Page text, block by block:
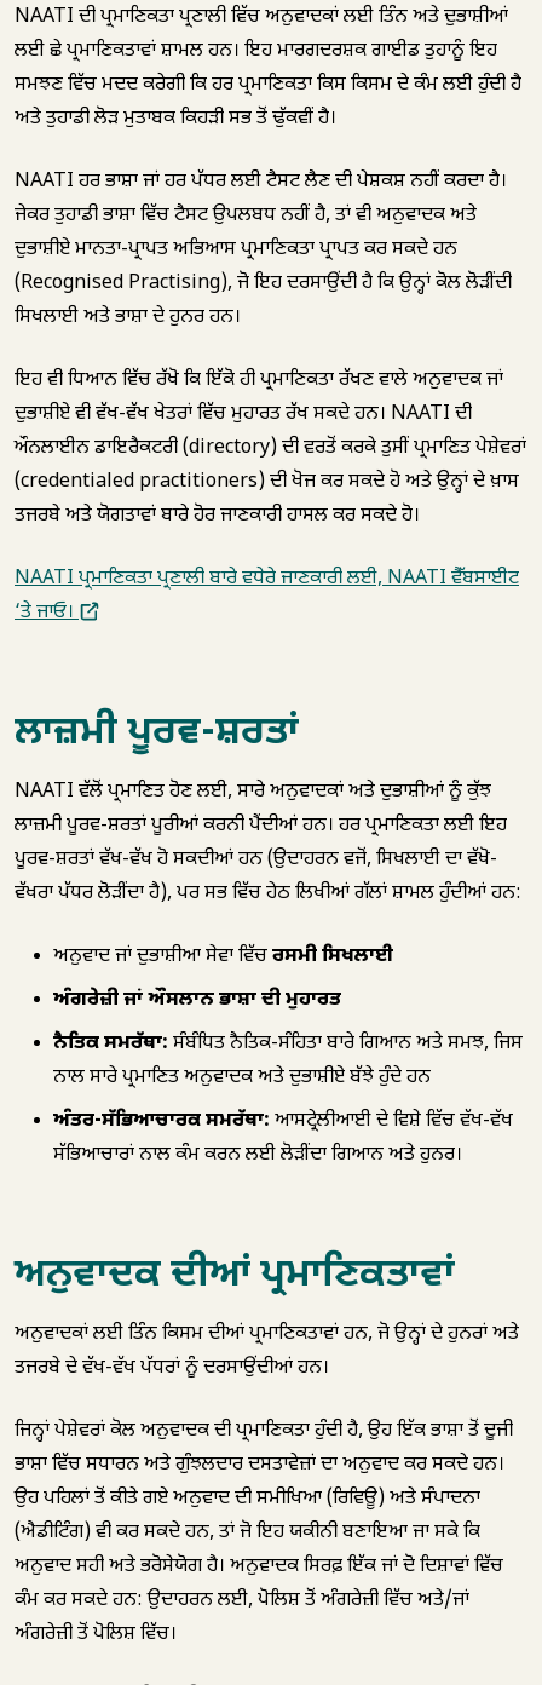
NAATI ਦੀ ਪ੍ਰਮਾਣਿਕਤਾ ਪ੍ਰਣਾਲੀ ਵਿੱਚ ਅਨੁਵਾਦਕਾਂ ਲਈ ਤਿੰਨ ਅਤੇ ਦੁਭਾਸ਼ੀਆਂ
ਲਈ ਛੇ ਪ੍ਰਮਾਣਿਕਤਾਵਾਂ ਸ਼ਾਮਲ ਹਨ। ਇਹ ਮਾਰਗਦਰਸ਼ਕ ਗਾਈਡ ਤੁਹਾਨੂੰ ਇਹ
ਸਮਝਣ ਵਿੱਚ ਮਦਦ ਕਰੇਗੀ ਕਿ ਹਰ ਪ੍ਰਮਾਣਿਕਤਾ ਕਿਸ ਕਿਸਮ ਦੇ ਕੰਮ ਲਈ ਹੁੰਦੀ ਹੈ
ਅਤੇ ਤੁਹਾਡੀ ਲੋੜ ਮੁਤਾਬਕ ਕਿਹੜੀ ਸਭ ਤੋਂ ਢੁੱਕਵੀਂ ਹੈ।
NAATI ਹਰ ਭਾਸ਼ਾ ਜਾਂ ਹਰ ਪੱਧਰ ਲਈ ਟੈਸਟ ਲੈਣ ਦੀ ਪੇਸ਼ਕਸ਼ ਨਹੀਂ ਕਰਦਾ ਹੈ।
ਜੇਕਰ ਤੁਹਾਡੀ ਭਾਸ਼ਾ ਵਿੱਚ ਟੈਸਟ ਉਪਲਬਧ ਨਹੀਂ ਹੈ, ਤਾਂ ਵੀ ਅਨੁਵਾਦਕ ਅਤੇ
ਦੁਭਾਸ਼ੀਏ ਮਾਨਤਾ-ਪ੍ਰਾਪਤ ਅਭਿਆਸ ਪ੍ਰਮਾਣਿਕਤਾ ਪ੍ਰਾਪਤ ਕਰ ਸਕਦੇ ਹਨ
(Recognised Practising), ਜੋ ਇਹ ਦਰਸਾਉਂਦੀ ਹੈ ਕਿ ਉਨ੍ਹਾਂ ਕੋਲ ਲੋੜੀਂਦੀ
ਸਿਖਲਾਈ ਅਤੇ ਭਾਸ਼ਾ ਦੇ ਹੁਨਰ ਹਨ।
ਇਹ ਵੀ ਧਿਆਨ ਵਿੱਚ ਰੱਖੋ ਕਿ ਇੱਕੋ ਹੀ ਪ੍ਰਮਾਣਿਕਤਾ ਰੱਖਣ ਵਾਲੇ ਅਨੁਵਾਦਕ ਜਾਂ
ਦੁਭਾਸ਼ੀਏ ਵੀ ਵੱਖ-ਵੱਖ ਖੇਤਰਾਂ ਵਿੱਚ ਮੁਹਾਰਤ ਰੱਖ ਸਕਦੇ ਹਨ। NAATI ਦੀ
ਔਨਲਾਈਨ ਡਾਇਰੈਕਟਰੀ (directory) ਦੀ ਵਰਤੋਂ ਕਰਕੇ ਤੁਸੀਂ ਪ੍ਰਮਾਣਿਤ ਪੇਸ਼ੇਵਰਾਂ
(credentialed practitioners) ਦੀ ਖੋਜ ਕਰ ਸਕਦੇ ਹੋ ਅਤੇ ਉਨ੍ਹਾਂ ਦੇ ਖ਼ਾਸ
ਤਜਰਬੇ ਅਤੇ ਯੋਗਤਾਵਾਂ ਬਾਰੇ ਹੋਰ ਜਾਣਕਾਰੀ ਹਾਸਲ ਕਰ ਸਕਦੇ ਹੋ।
NAATI ਪ੍ਰਮਾਣਿਕਤਾ ਪ੍ਰਣਾਲੀ ਬਾਰੇ ਵਧੇਰੇ ਜਾਣਕਾਰੀ ਲਈ, NAATI ਵੈੱਬਸਾਈਟ
‘ਤੇ ਜਾਓ।
ਲਾਜ਼ਮੀ ਪੂਰਵ-ਸ਼ਰਤਾਂ
NAATI ਵੱਲੋਂ ਪ੍ਰਮਾਣਿਤ ਹੋਣ ਲਈ, ਸਾਰੇ ਅਨੁਵਾਦਕਾਂ ਅਤੇ ਦੁਭਾਸ਼ੀਆਂ ਨੂੰ ਕੁੱਝ
ਲਾਜ਼ਮੀ ਪੂਰਵ-ਸ਼ਰਤਾਂ ਪੂਰੀਆਂ ਕਰਨੀ ਪੈਂਦੀਆਂ ਹਨ। ਹਰ ਪ੍ਰਮਾਣਿਕਤਾ ਲਈ ਇਹ
ਪੂਰਵ-ਸ਼ਰਤਾਂ ਵੱਖ-ਵੱਖ ਹੋ ਸਕਦੀਆਂ ਹਨ (ਉਦਾਹਰਨ ਵਜੋਂ, ਸਿਖਲਾਈ ਦਾ ਵੱਖੋ-
ਵੱਖਰਾ ਪੱਧਰ ਲੋੜੀਂਦਾ ਹੈ), ਪਰ ਸਭ ਵਿੱਚ ਹੇਠ ਲਿਖੀਆਂ ਗੱਲਾਂ ਸ਼ਾਮਲ ਹੁੰਦੀਆਂ ਹਨ:
ਅਨੁਵਾਦ ਜਾਂ ਦੁਭਾਸ਼ੀਆ ਸੇਵਾ ਵਿੱਚਰਸਮੀ ਸਿਖਲਾਈ
ਅੰਗਰੇਜ਼ੀ ਜਾਂ ਔਸਲਾਨ ਭਾਸ਼ਾ ਦੀ ਮੁਹਾਰਤ
ਨੈਤਿਕ ਸਮਰੱਥਾ: ਸੰਬੰਧਿਤ ਨੈਤਿਕ-ਸੰਹਿਤਾ ਬਾਰੇ ਗਿਆਨ ਅਤੇ ਸਮਝ, ਜਿਸ
ਨਾਲ ਸਾਰੇ ਪ੍ਰਮਾਣਿਤ ਅਨੁਵਾਦਕ ਅਤੇ ਦੁਭਾਸ਼ੀਏ ਬੱਝੇ ਹੁੰਦੇ ਹਨ
ਅੰਤਰ-ਸੱਭਿਆਚਾਰਕ ਸਮਰੱਥਾ: ਆਸਟ੍ਰੇਲੀਆਈ ਦੇ ਵਿਸ਼ੇ ਵਿੱਚ ਵੱਖ-ਵੱਖ
ਸੱਭਿਆਚਾਰਾਂ ਨਾਲ ਕੰਮ ਕਰਨ ਲਈ ਲੋੜੀਂਦਾ ਗਿਆਨ ਅਤੇ ਹੁਨਰ।
ਅਨੁਵਾਦਕ ਦੀਆਂ ਪ੍ਰਮਾਣਿਕਤਾਵਾਂ
ਅਨੁਵਾਦਕਾਂ ਲਈ ਤਿੰਨ ਕਿਸਮ ਦੀਆਂ ਪ੍ਰਮਾਣਿਕਤਾਵਾਂ ਹਨ, ਜੋ ਉਨ੍ਹਾਂ ਦੇ ਹੁਨਰਾਂ ਅਤੇ
ਤਜਰਬੇ ਦੇ ਵੱਖ-ਵੱਖ ਪੱਧਰਾਂ ਨੂੰ ਦਰਸਾਉਂਦੀਆਂ ਹਨ।
ਜਿਨ੍ਹਾਂ ਪੇਸ਼ੇਵਰਾਂ ਕੋਲ ਅਨੁਵਾਦਕ ਦੀ ਪ੍ਰਮਾਣਿਕਤਾ ਹੁੰਦੀ ਹੈ, ਉਹ ਇੱਕ ਭਾਸ਼ਾ ਤੋਂ ਦੂਜੀ
ਭਾਸ਼ਾ ਵਿੱਚ ਸਧਾਰਨ ਅਤੇ ਗੁੰਝਲਦਾਰ ਦਸਤਾਵੇਜ਼ਾਂ ਦਾ ਅਨੁਵਾਦ ਕਰ ਸਕਦੇ ਹਨ।
ਉਹ ਪਹਿਲਾਂ ਤੋਂ ਕੀਤੇ ਗਏ ਅਨੁਵਾਦ ਦੀ ਸਮੀਖਿਆ (ਰਿਵਿਊ) ਅਤੇ ਸੰਪਾਦਨਾ
(ਐਡੀਟਿੰਗ) ਵੀ ਕਰ ਸਕਦੇ ਹਨ, ਤਾਂ ਜੋ ਇਹ ਯਕੀਨੀ ਬਣਾਇਆ ਜਾ ਸਕੇ ਕਿ
ਅਨੁਵਾਦ ਸਹੀ ਅਤੇ ਭਰੋਸੇਯੋਗ ਹੈ। ਅਨੁਵਾਦਕ ਸਿਰਫ਼ ਇੱਕ ਜਾਂ ਦੋ ਦਿਸ਼ਾਵਾਂ ਵਿੱਚ
ਕੰਮ ਕਰ ਸਕਦੇ ਹਨ: ਉਦਾਹਰਨ ਲਈ, ਪੋਲਿਸ਼ ਤੋਂ ਅੰਗਰੇਜ਼ੀ ਵਿੱਚ ਅਤੇ/ਜਾਂ
ਅੰਗਰੇਜ਼ੀ ਤੋਂ ਪੋਲਿਸ਼ ਵਿੱਚ।